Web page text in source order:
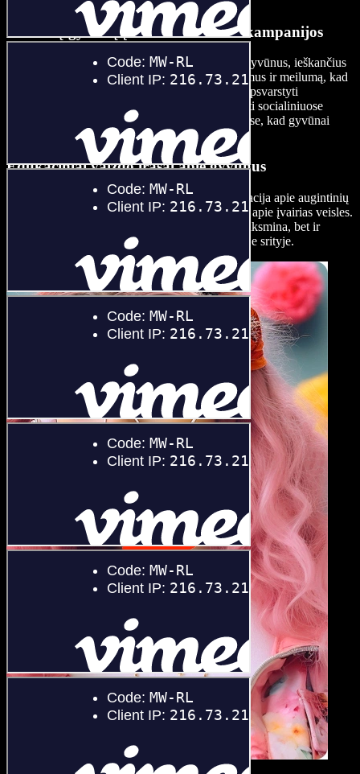
Naminių gyvūnų įvaikinimo vaizdo kampanijos
Kurkite širdį sujaudinančius vaizdo įrašus apie gyvūnus, ieškančius
naujų namų. Parodykite jų charakterį, išskirtinumus ir meilumą, kad
paskatintumėte potencialius šeimininkus rimtai apsvarstyti
įvaikinimą. Šiuos vaizdo įrašus galima publikuoti socialiniuose
tinkluose, svetainėse ar net įvaikinimo renginiuose, kad gyvūnai
greičiau rastų namus visam gyvenimui.
Edukaciniai vaizdo įrašai apie gyvūnus
Kurkite turinį, kuriame dalijatės vertinga informacija apie augintinių
priežiūrą, dresūros patarimais ar įdomiais faktais apie įvairias veisles.
Edukaciniai vaizdo įrašai apie gyvūnus ne tik linksmina, bet ir
padeda stiprinti jūsų patikimumą ir autoritetą šioje srityje.